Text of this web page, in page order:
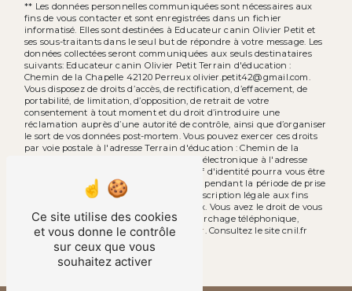
** Les données personnelles communiquées sont nécessaires aux
fins de vous contacter et sont enregistrées dans un fichier
informatisé. Elles sont destinées à Educateur canin Olivier Petit et
ses sous-traitants dans le seul but de répondre à votre message. Les
données collectées seront communiquées aux seuls destinataires
suivants: Educateur canin Olivier Petit Terrain d'éducation :
Chemin de la Chapelle 42120 Perreux olivier.petit42@gmail.com.
Vous disposez de droits d’accès, de rectification, d’effacement, de
portabilité, de limitation, d’opposition, de retrait de votre
consentement à tout moment et du droit d’introduire une
réclamation auprès d’une autorité de contrôle, ainsi que d’organiser
le sort de vos données post-mortem. Vous pouvez exercer ces droits
par voie postale à l'adresse Terrain d'éducation : Chemin de la
Chapelle 42120 Perreux ou par courrier électronique à l'adresse
olivier.petit42@gmail.com. Un justificatif d'identité pourra vous être
demandé. Nous conservons vos données pendant la période de prise
de contact puis pendant la durée de prescription légale aux fins
probatoires et de gestion des contentieux. Vous avez le droit de vous
inscrire sur la liste d'opposition au démarchage téléphonique,
disponible à cette adresse:Bloctel.gouv.fr. Consultez le site cnil.fr
pour plus d’informations sur vos droits.
Ce site utilise des cookies
et vous donne le contrôle
sur ceux que vous
souhaitez activer